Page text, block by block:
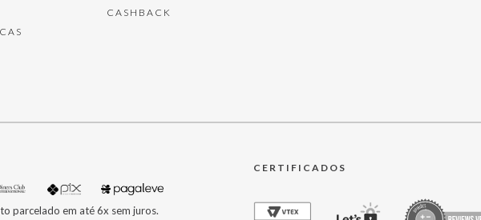
CASHBACK
parcelado em até 6x sem juros.
CERTIFICADOS